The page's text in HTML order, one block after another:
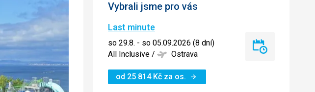
Vybrali jsme pro vás
Last minute
so 29.8. - so 05.09.2026 (8 dní)
All Inclusive / Ostrava
od 25 814 Kč za os.
Last